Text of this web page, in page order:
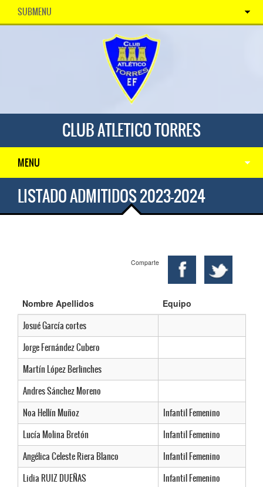
SUBMENU
CLUB ATLETICO TORRES
MENU
LISTADO ADMITIDOS 2023-2024
Comparte
Nombre Apellidos Equipo
Josué García cortes
Jorge Fernández Cubero
Martín López Berlinches
Andres Sánchez Moreno
Noa Hellín Muñoz
Infantil Femenino
Lucía Molina Bretón
Infantil Femenino
Angélica Celeste Riera Blanco
Infantil Femenino
Lidia RUIZ DUEÑAS
Infantil Femenino